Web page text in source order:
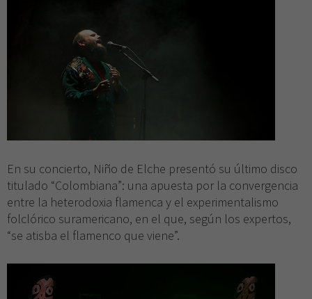
En su concierto, Niño de Elche presentó su último disco
titulado “Colombiana”: una apuesta por la convergencia
entre la heterodoxia flamenca y el experimentalismo
folclórico suramericano, en el que, según los expertos,
“se atisba el flamenco que viene”.